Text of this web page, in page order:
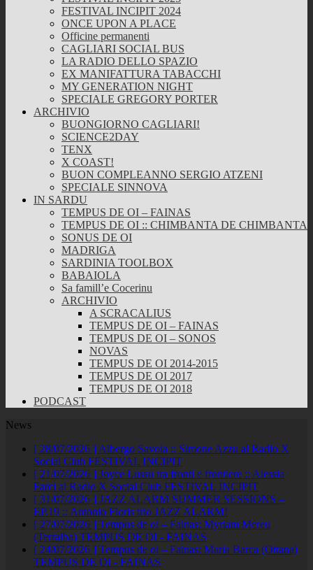
FESTIVAL INCIPIT 2024
ONCE UPON A PLACE
Officine permanenti
CAGLIARI SOCIAL BUS
LA RADIO DELLO SPAZIO
EX MANIFATTURA TABACCHI
MY GENERATION NIGHT
SPECIALE GREGORY PORTER
ARCHIVIO
BUONGIORNO CAGLIARI!
SCIENCE2DAY
TENX
X COAST!
BUON COMPLEANNO SERGIO ATZENI
SPECIALE SINNOVA
IN SARDU
TEMPUS DE OI – FAINAS
TEMPUS DE OI :: CHIMBANTA DE CHIMBANTA
SONUS DE OI
MADRIGA
SARDINIA TOOLBOX
BABAIOLA
Sa famill’e Cocerinu
ARCHIVIO
A SCRACALIUS
TEMPUS DE OI – FAINAS
TEMPUS DE OI – SONOS
NOVAS
TEMPUS DE OI 2014-2015
TEMPUS DE OI 2017
TEMPUS DE OI 2018
PODCAST
News
[ 28/07/2026 ] Albergo Savoia :: Simone Azzu al Radio X
Social Club FESTIVAL INCIPIT
[ 21/07/2026 ] Joyce Lussu tra fronti e frontiere :: Alessia
Farci al Radio X Social Club FESTIVAL INCIPIT
[ 31/07/2026 ] JAZZ ALARM SUMMER SESSIONS –
EP.19 :: Antonio Floris trio JAZZ ALARM!
[ 27/07/2026 ] Tempus de oi – Fainas: Myriam Mereu
(Terralba) TEMPUS DE OI - FAINAS
[ 24/07/2026 ] Tempus de oi – Fainas: Maria Barca (Ottana)
TEMPUS DE OI - FAINAS